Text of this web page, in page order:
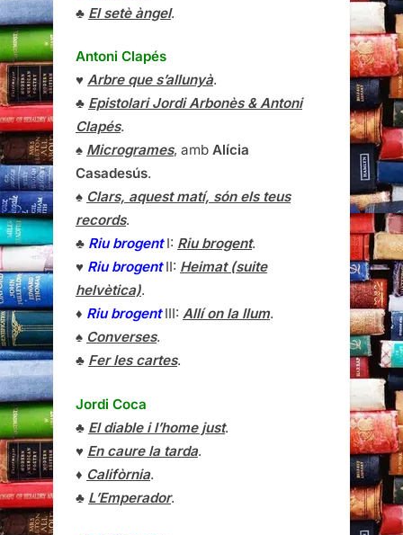
♣ El setè àngel.
Antoni Clapés
♥ Arbre que s’allunyà.
♣ Epistolari Jordi Arbonès & Antoni
Clapés.
♠ Microgrames, amb Alícia
Casadesús.
♠ Clars, aquest matí, són els teus
records.
♣ Riu brogentI: Riu brogent.
♥ Riu brogentII: Heimat (suite
helvètica).
♦ Riu brogentIII: Allí on la llum.
♠ Converses.
♣ Fer les cartes.
Jordi Coca
♣ El diable i l’home just.
♥ En caure la tarda.
♦ Califòrnia.
♣ L’Emperador.